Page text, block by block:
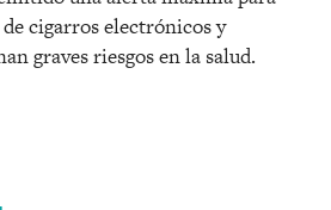
cigarros electrónicos y
graves riesgos en la salud.